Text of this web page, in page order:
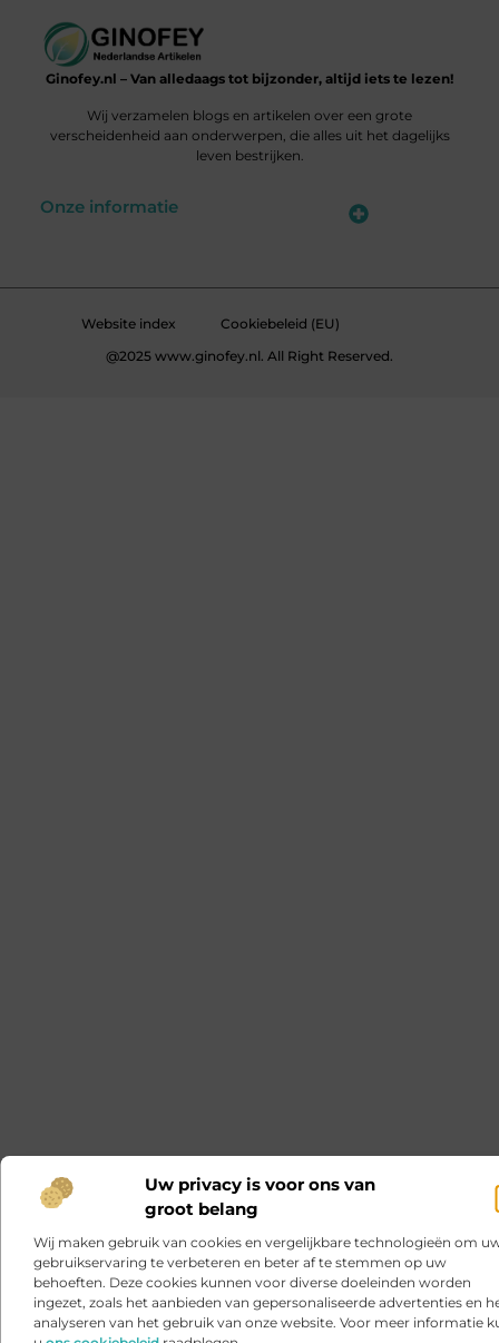
Uw privacy is voor ons van
groot belang
Wij maken gebruik van cookies en vergelijkbare technologieën om
gebruikservaring te verbeteren en beter af te stemmen op uw
behoeften. Deze cookies kunnen voor diverse doeleinden worden
ingezet, zoals het aanbieden van gepersonaliseerde advertenties en
analyseren van het gebruik van onze website. Voor meer informatie
Ginofey.nl – Van alledaags tot bijzonder, altijd iets te lezen!
Wij verzamelen blogs en artikelen over een grote
verscheidenheid aan onderwerpen, die alles uit het dagelijks
leven bestrijken.
Onze informatie
Website index
Cookiebeleid (EU)
@2025 www.ginofey.nl. All Right Reserved.